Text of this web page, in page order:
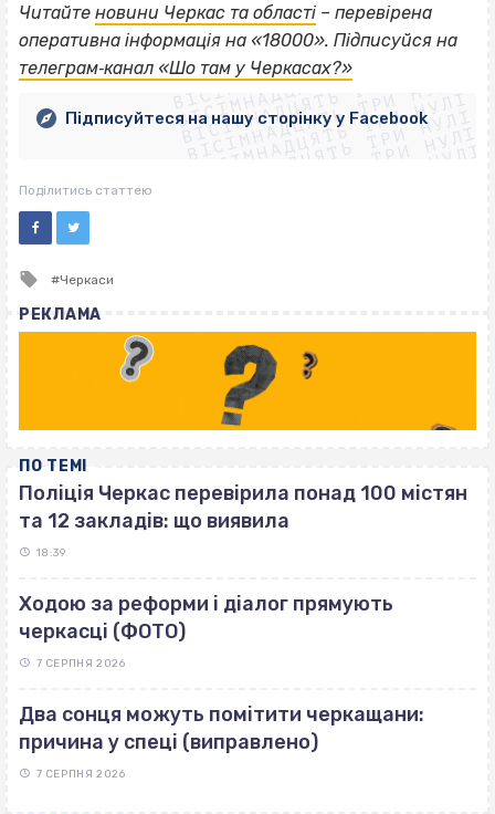
Читайте новини Черкас та області – перевірена
оперативна інформація на «18000». Підписуйся на
телеграм‐канал «Шо там у Черкасах?»
ВІСІМНАДЦЯТЬ ТРИ НУЛІ
ВІСІМНАДЦЯТЬ ТРИ НУЛІ
ВІСІМНАДЦЯТЬ ТРИ НУЛІ
ВІСІМНАДЦЯТЬ ТРИ НУЛІ
ВІСІМНАДЦЯТЬ ТРИ НУЛІ
ВІСІМНАДЦЯТЬ ТРИ НУЛІ
ВІСІМНАДЦЯТЬ ТРИ НУЛІ
ВІСІМНАДЦЯТЬ ТРИ НУЛІ
Підписуйтеся на нашу сторінку у Facebook
Поділитись статтею
Tagged
Черкаси
РЕКЛАМА
ПО ТЕМІ
Поліція Черкас перевірила понад 100 містян
та 12 закладів: що виявила
18:39
Ходою за реформи і діалог прямують
черкасці (ФОТО)
7 СЕРПНЯ 2026
Два сонця можуть помітити черкащани:
причина у спеці (виправлено)
7 СЕРПНЯ 2026